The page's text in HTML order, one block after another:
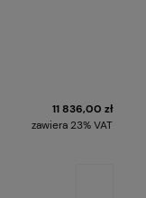
11 836,00 zł
zawiera 23% VAT